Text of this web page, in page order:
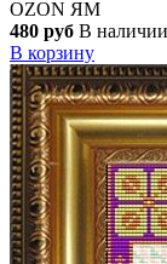
OZON ЯМ
480 руб В наличии
В корзину